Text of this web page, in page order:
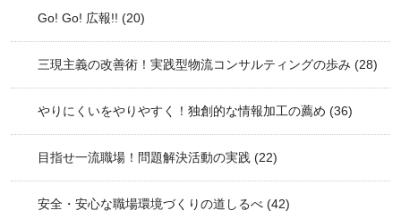
Go! Go! 広報!! (20)
三現主義の改善術！実践型物流コンサルティングの歩み (28)
やりにくいをやりやすく！独創的な情報加工の薦め (36)
目指せ一流職場！問題解決活動の実践 (22)
安全・安心な職場環境づくりの道しるべ (42)